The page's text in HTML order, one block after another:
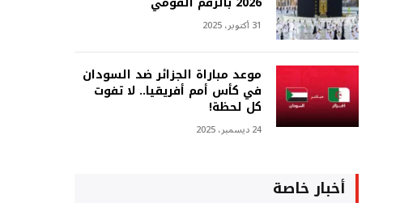
31 أكتوبر، 2025
موعد مباراة الجزائر ضد السودان
في كأس أمم أفريقيا.. لا تفوت
كل لحظة!
24 ديسمبر، 2025
أخبار خاصة